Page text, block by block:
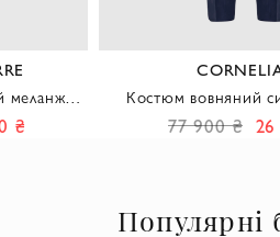
меланж
₴
Костюм вовняний
клітинку з
77 900 ₴
Популярні